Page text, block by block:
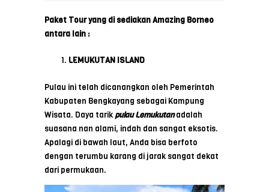
Paket Tour yang di sediakan Amazing Borneo
antara lain :
LEMUKUTAN ISLAND
Pulau ini telah dicanangkan oleh Pemerintah
Kabupaten Bengkayang sebagai Kampung
Wisata. Daya tarikpulau Lemukutanadalah
suasana nan alami, indah dan sangat eksotis.
Apalagi di bawah laut, Anda bisa berfoto
dengan terumbu karang di jarak sangat dekat
dari permukaan.